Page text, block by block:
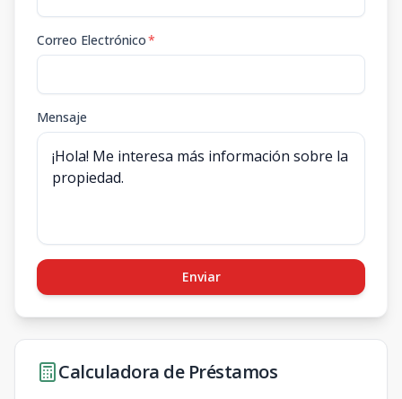
Correo Electrónico*
Mensaje
Enviar
Calculadora de Préstamos